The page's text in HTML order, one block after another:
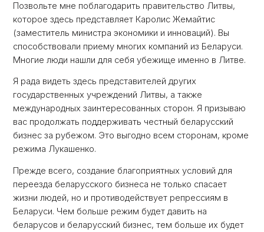
Позвольте мне поблагодарить правительство Литвы,
которое здесь представляет Каролис Жемайтис
(заместитель министра экономики и инноваций). Вы
способствовали приему многих компаний из Беларуси.
Многие люди нашли для себя убежище именно в Литве.
Я рада видеть здесь представителей других
государственных учреждений Литвы, а также
международных заинтересованных сторон. Я призываю
вас продолжать поддерживать честный беларусский
бизнес за рубежом. Это выгодно всем сторонам, кроме
режима Лукашенко.
Прежде всего, создание благоприятных условий для
переезда беларусского бизнеса не только спасает
жизни людей, но и противодействует репрессиям в
Беларуси. Чем больше режим будет давить на
беларусов и беларусский бизнес, тем больше их будет